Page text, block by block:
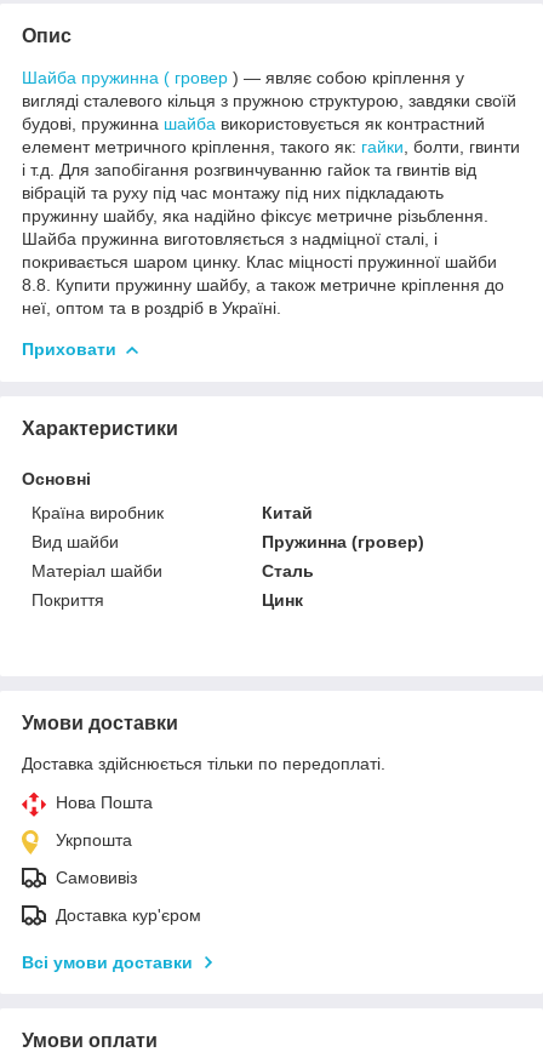
Опис
Шайба пружинна ( гровер ) ― являє собою кріплення у
вигляді сталевого кільця з пружною структурою, завдяки своїй
будові, пружинна шайба використовується як контрастний
елемент метричного кріплення, такого як: гайки , болти, гвинти
і т.д. Для запобігання розгвинчуванню гайок та гвинтів від
вібрацій та руху під час монтажу під них підкладають
пружинну шайбу, яка надійно фіксує метричне різьблення.
Шайба пружинна виготовляється з надміцної сталі, і
покривається шаром цинку. Клас міцності пружинної шайби
8.8. Купити пружинну шайбу, а також метричне кріплення до
неї, оптом та в роздріб в Україні.
Приховати
Характеристики
Основні
Країна виробник
Китай
Вид шайби
Пружинна (гровер)
Матеріал шайби
Сталь
Покриття
Цинк
Умови доставки
Доставка здійснюється тільки по передоплаті.
Нова Пошта
Укрпошта
Самовивіз
Доставка кур'єром
Всі умови доставки
Умови оплати